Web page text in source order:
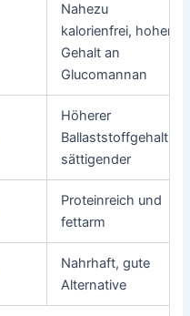
Nahezu
kalorienfrei, hoher
Gehalt an
Glucomannan
Höherer
Ballaststoffgehalt,
sättigender
Proteinreich und
fettarm
Nahrhaft, gute
Alternative